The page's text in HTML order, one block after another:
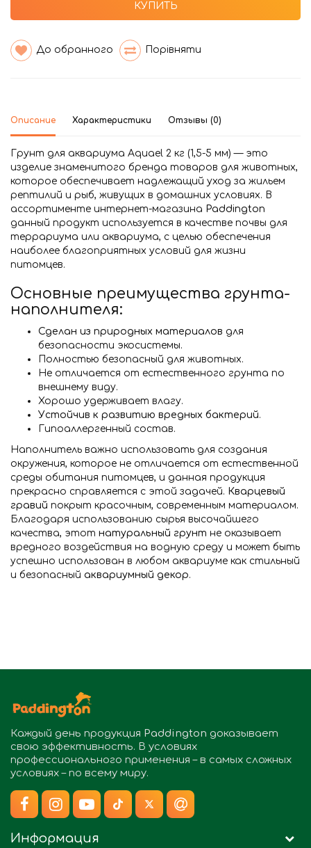
КУПИТЬ
До обранного Порівняти
Описание Характеристики Отзывы (0)
Грунт для аквариума Aquael 2 кг (1,5-5 мм) — это
изделие знаменитого бренда товаров для животных,
которое обеспечивает надлежащий уход за жильем
рептилий и рыб, живущих в домашних условиях. В
ассортименте интернет-магазина Paddington
данный продукт используется в качестве почвы для
террариума или аквариума, с целью обеспечения
наиболее благоприятных условий для жизни
питомцев.
Основные преимущества грунта-
наполнителя:
Сделан из природных материалов для
безопасности экосистемы.
Полностью безопасный для животных.
Не отличается от естественного грунта по
внешнему виду.
Хорошо удерживает влагу.
Устойчив к развитию вредных бактерий.
Гипоаллергенный состав.
Наполнитель важно использовать для создания
окружения, которое не отличается от естественной
среды обитания питомцев, и данная продукция
прекрасно справляется с этой задачей. Кварцевый
гравий покрыт красочным, современным материалом.
Благодаря использованию сырья высочайшего
качества, этот натуральный грунт не оказывает
вредного воздействия на водную среду и может быть
успешно использован в любом аквариуме как стильный
и безопасный аквариумный декор.
Каждый день продукция Paddington доказывает
свою эффективность. В условиях
профессионального применения – в самых сложных
условиях – по всему миру.
Информация